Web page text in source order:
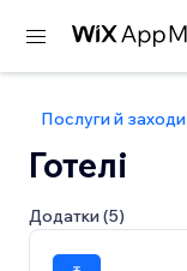
Послуги й заходи
Готелі
Додатки (5)